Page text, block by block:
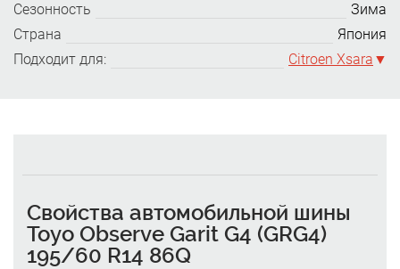
Сезонность
Зима
Страна
Япония
Подходит для:
Citroen Xsara
Свойства автомобильной шины
Toyo Observe Garit G4 (GRG4)
195/60 R14 86Q